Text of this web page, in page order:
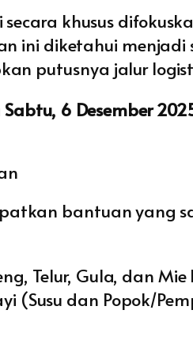
khusus
ini diketahui
putusnya jalur
Sabtu, 6 Desember
bantuan yang
Telur, Gula, dan Mie
(Susu dan Popok/